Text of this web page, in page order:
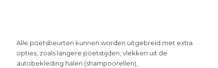
Alle poetsbeurten kunnen worden uitgebreid met extra
opties, zoals langere poetstijden, vlekken uit de
autobekleding halen (shampoorellen),